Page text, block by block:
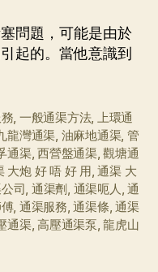
問題，可能是由於
起的。當他意識到
, 一般通渠方法, 上環通
龍灣通渠, 油麻地通渠, 管
通渠,西營盤通渠,觀塘通
大炮 好 唔 好 用,通渠 大
司, 通渠劑 , 通渠呃人,通
, 通渠服務,通渠條,通渠
通渠,高壓通渠泵,龍虎山